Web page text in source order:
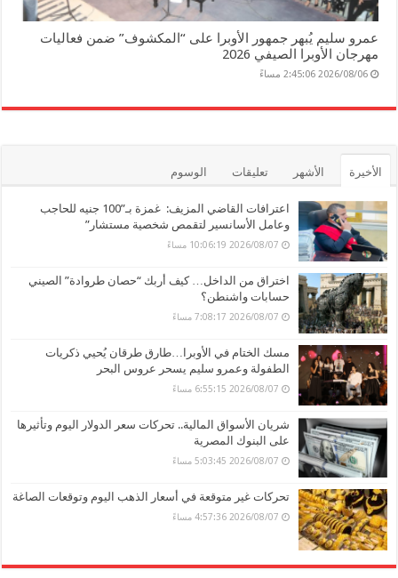
عمرو سليم يُبهر جمهور الأوبرا على “المكشوف” ضمن فعاليات
مهرجان الأوبرا الصيفي 2026
2026/08/06 2:45:06 مساءً
الأخيرة الأشهر تعليقات الوسوم
اعترافات القاضي المزيف: غمزة بـ”100 جنيه للحاجب
وعامل الأسانسير لتقمص شخصية مستشار”
2026/08/07 10:06:19 مساءً
اختراق من الداخل… كيف أربك “حصان طروادة” الصيني
حسابات واشنطن؟
2026/08/07 7:08:17 مساءً
مسك الختام في الأوبرا…طارق طرقان يُحيي ذكريات
الطفولة وعمرو سليم يسحر عروس البحر
2026/08/07 6:55:15 مساءً
شريان الأسواق المالية.. تحركات سعر الدولار اليوم وتأثيرها
على البنوك المصرية
2026/08/07 5:03:45 مساءً
تحركات غير متوقعة في أسعار الذهب اليوم وتوقعات الصاغة
2026/08/07 4:57:36 مساءً